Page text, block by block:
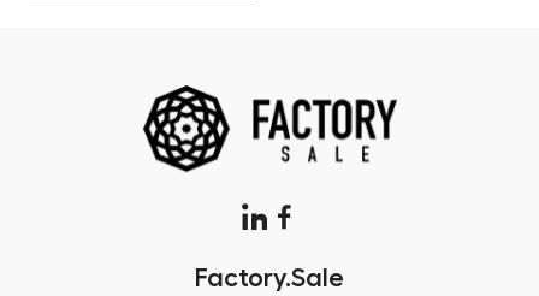
Factory.Sale